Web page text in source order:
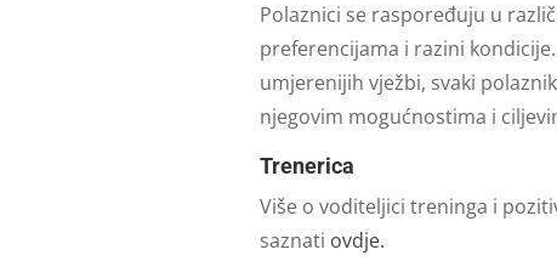
Polaznici se raspoređuju u
preferencijama i razini
umjerenijih vježbi, svaki
njegovim mogućnostima i
Trenerica
Više o voditeljici treninga i
saznati ovdje.